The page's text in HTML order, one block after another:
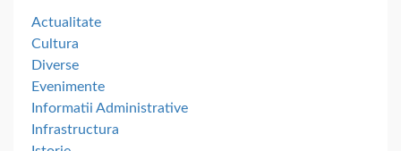
Actualitate
Cultura
Diverse
Evenimente
Informatii Administrative
Infrastructura